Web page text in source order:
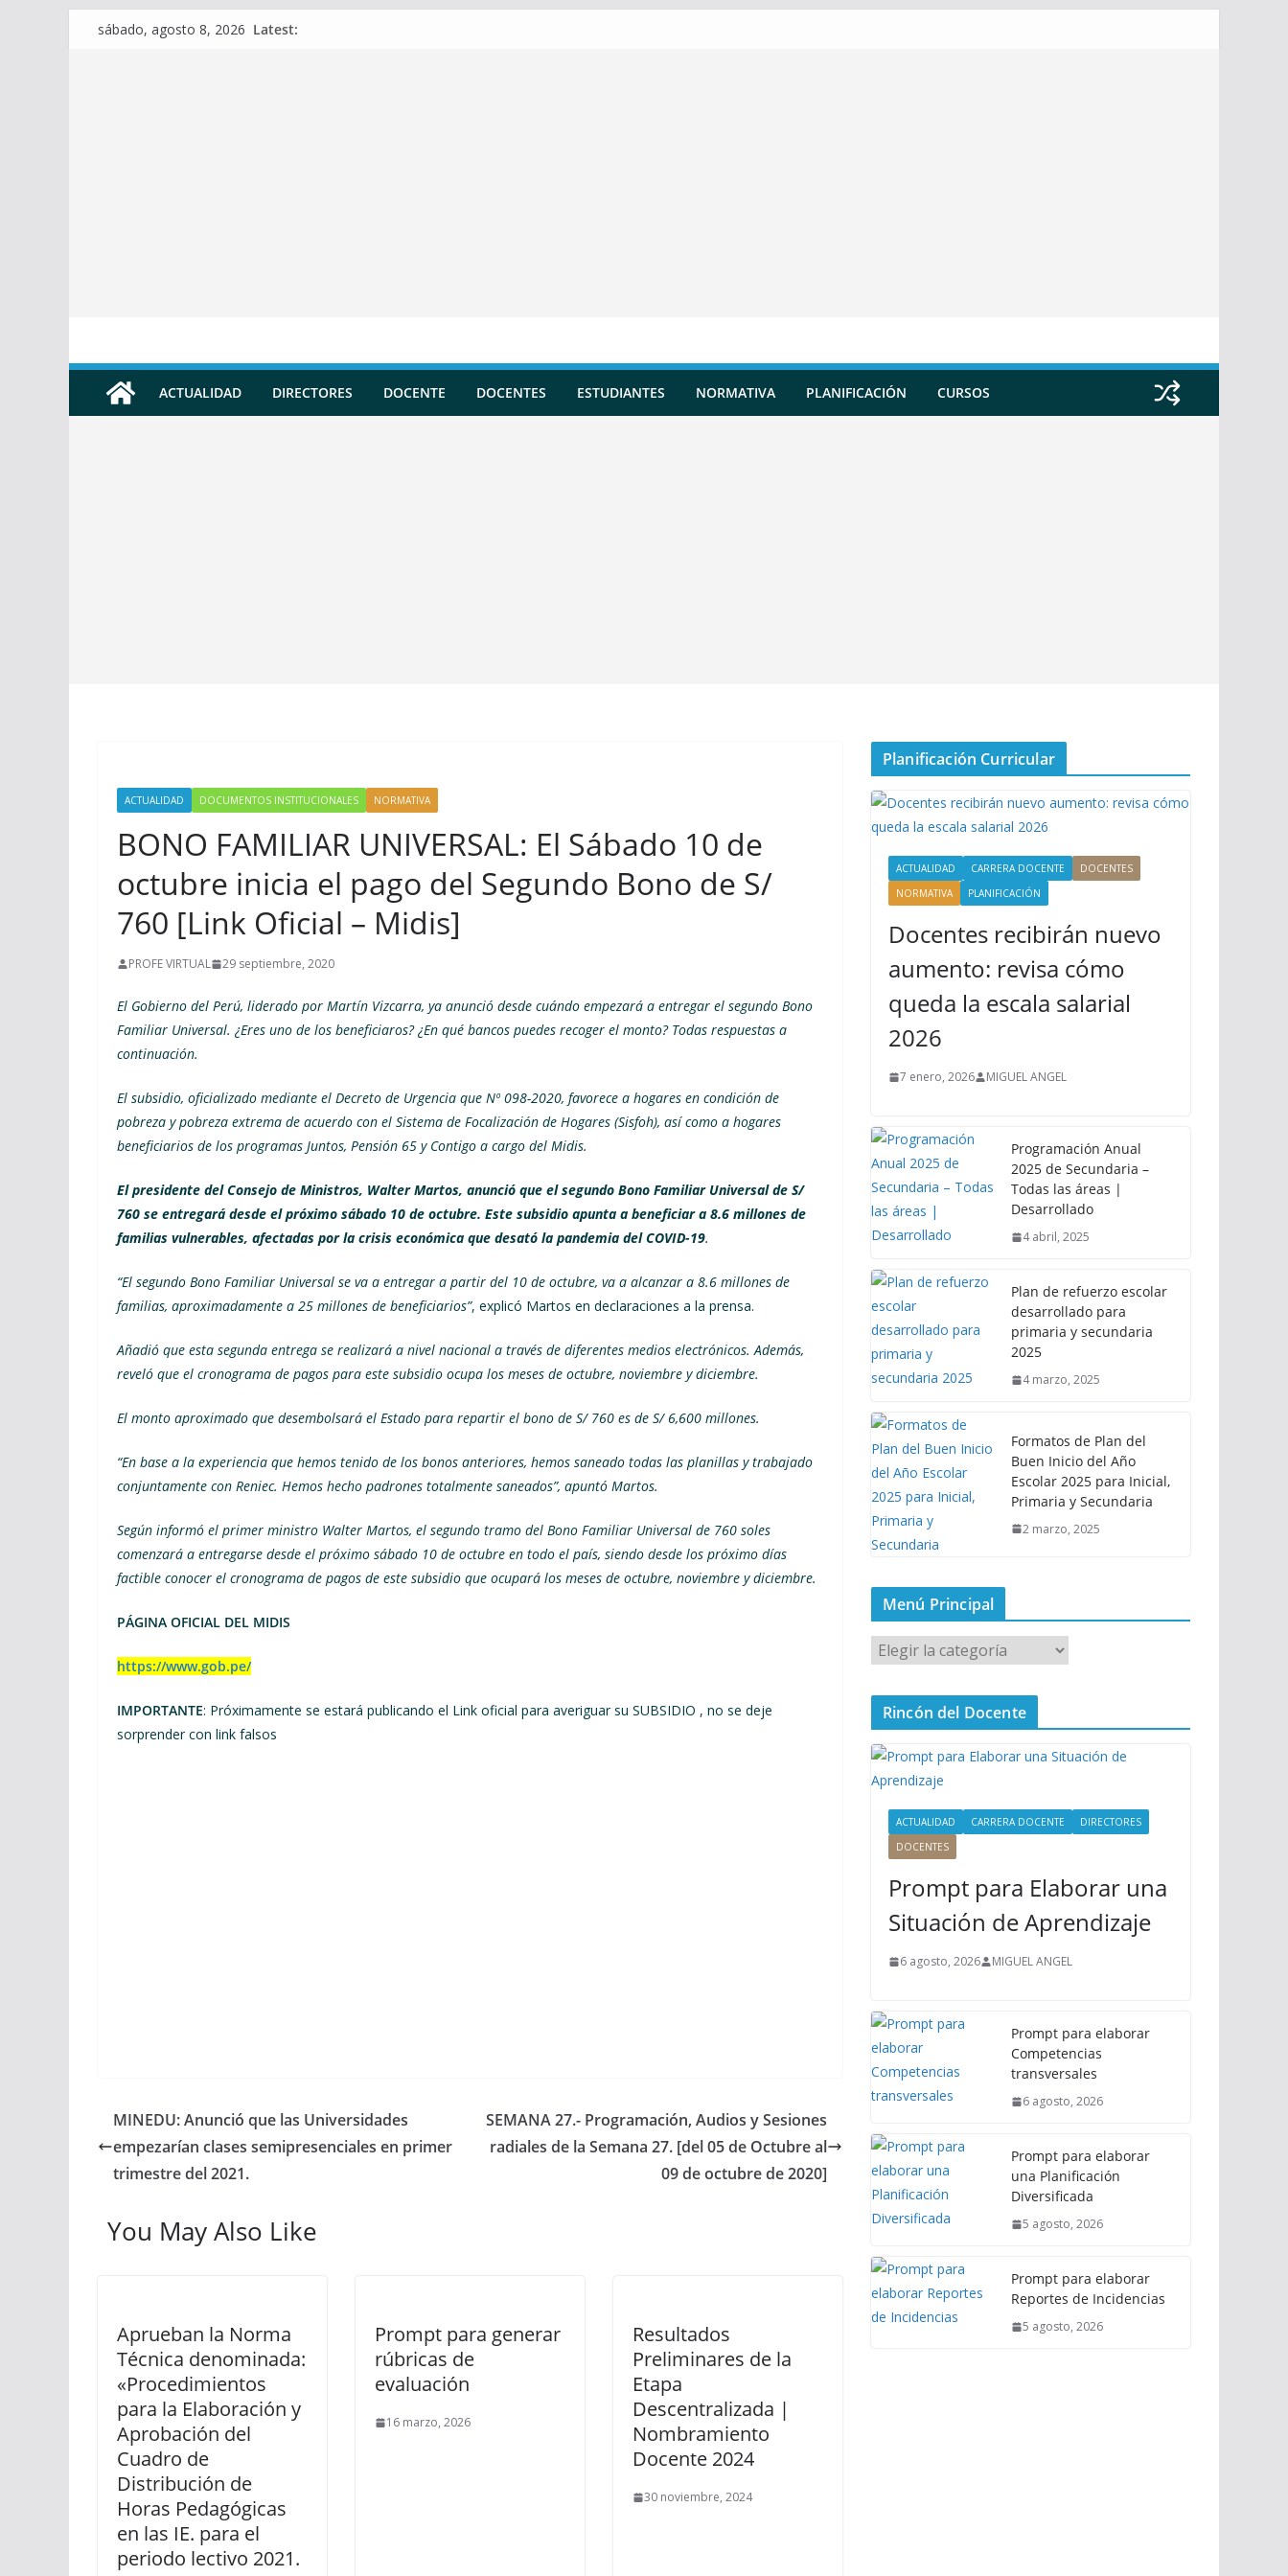
sábado, agosto 8, 2026 Latest:
ACTUALIDAD DIRECTORES DOCENTE DOCENTES ESTUDIANTES NORMATIVA PLANIFICACIÓN CURSOS
ACTUALIDAD DOCUMENTOS INSTITUCIONALES NORMATIVA
BONO FAMILIAR UNIVERSAL: El Sábado 10 de
octubre inicia el pago del Segundo Bono de S/
760 [Link Oficial – Midis]
PROFE VIRTUAL 29 septiembre, 2020
El Gobierno del Perú, liderado por Martín Vizcarra, ya anunció desde cuándo empezará a entregar el segundo Bono
Familiar Universal. ¿Eres uno de los beneficiaros? ¿En qué bancos puedes recoger el monto? Todas respuestas a
continuación.
El subsidio, oficializado mediante el Decreto de Urgencia que Nº 098-2020, favorece a hogares en condición de
pobreza y pobreza extrema de acuerdo con el Sistema de Focalización de Hogares (Sisfoh), así como a hogares
beneficiarios de los programas Juntos, Pensión 65 y Contigo a cargo del Midis.
El presidente del Consejo de Ministros, Walter Martos, anunció que elsegundo Bono Familiar Universal de S/
760 se entregará desde el próximo sábado 10 de octubre. Este subsidio apunta a beneficiar a 8.6 millones de
familias vulnerables, afectadas por la crisis económica que desató la pandemia del COVID-19.
“El segundo Bono Familiar Universal se va a entregar a partir del 10 de octubre, va a alcanzar a 8.6 millones de
familias, aproximadamente a 25 millones de beneficiarios”, explicó Martos en declaraciones a la prensa.
Añadió que esta segunda entrega se realizará a nivel nacional a través de diferentes medios electrónicos. Además,
reveló que el cronograma de pagos para este subsidio ocupa los meses de octubre, noviembre y diciembre.
El monto aproximado que desembolsará el Estado para repartir el bono de S/ 760 es de S/ 6,600 millones.
“En base a la experiencia que hemos tenido de los bonos anteriores, hemos saneado todas las planillas y trabajado
conjuntamente con Reniec. Hemos hecho padrones totalmente saneados”, apuntó Martos.
Según informó el primer ministro Walter Martos, el segundo tramo del Bono Familiar Universal de 760 soles
comenzará a entregarse desde el próximo sábado 10 de octubre en todo el país, siendo desde los próximo días
factible conocer el cronograma de pagos de este subsidio que ocupará los meses de octubre, noviembre y diciembre.
PÁGINA OFICIAL DEL MIDIS
https://www.gob.pe/
IMPORTANTE: Próximamente se estará publicando el Link oficial para averiguar su SUBSIDIO , no se deje
sorprender con link falsos
MINEDU: Anunció que las Universidades
empezarían clases semipresenciales en primer
trimestre del 2021.
SEMANA 27.- Programación, Audios y Sesiones
radiales de la Semana 27. [del 05 de Octubre al
09 de octubre de 2020]
You May Also Like
Aprueban la Norma
Técnica denominada:
«Procedimientos
para la Elaboración y
Aprobación del
Cuadro de
Distribución de
Horas Pedagógicas
en las IE. para el
periodo lectivo 2021.
Prompt para generar
rúbricas de
evaluación
16 marzo, 2026
Resultados
Preliminares de la
Etapa
Descentralizada |
Nombramiento
Docente 2024
30 noviembre, 2024
Planificación Curricular
ACTUALIDAD CARRERA DOCENTE
DOCENTES
NORMATIVA
PLANIFICACIÓN
Docentes recibirán nuevo
aumento: revisa cómo
queda la escala salarial
2026
7 enero, 2026 MIGUEL ANGEL
Programación Anual
2025 de Secundaria –
Todas las áreas |
Desarrollado
4 abril, 2025
Plan de refuerzo escolar
desarrollado para
primaria y secundaria
2025
4 marzo, 2025
Formatos de Plan del
Buen Inicio del Año
Escolar 2025 para Inicial,
Primaria y Secundaria
2 marzo, 2025
Menú Principal
M
e
n
P
i
Rincón del Docente
ACTUALIDAD CARRERA DOCENTE
DIRECTORES
DOCENTES
Prompt para Elaborar una
Situación de Aprendizaje
6 agosto, 2026 MIGUEL ANGEL
Prompt para elaborar
Competencias
transversales
6 agosto, 2026
Prompt para elaborar
una Planificación
Diversificada
5 agosto, 2026
Prompt para elaborar
Reportes de Incidencias
5 agosto, 2026